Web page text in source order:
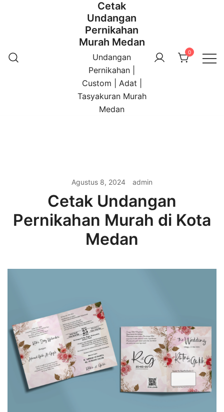
Cetak
Undangan
Pernikahan
Murah Medan
Undangan
Pernikahan |
Custom | Adat |
Tasyakuran Murah
Medan
0
Agustus 8, 2024 admin
Cetak Undangan
Pernikahan Murah di Kota
Medan